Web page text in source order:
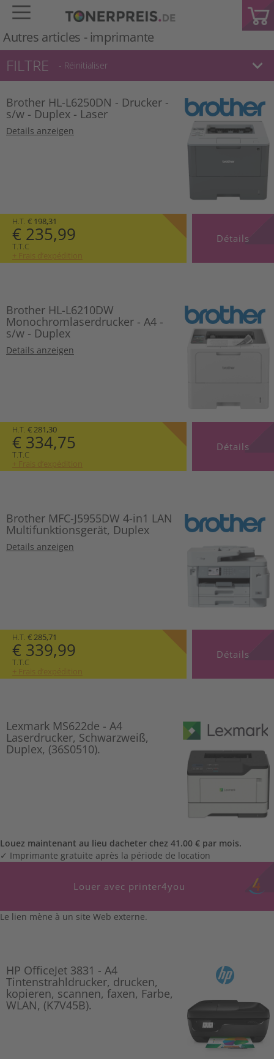
Autres articles - imprimante
keyboard_arrow_down
FILTRE - Réinitialiser
Brother HL-L6250DN - Drucker -
s/w - Duplex - Laser
Details anzeigen
H.T. € 198,31
€ 235,99
T.T.C
+ Frais d’expédition
Détails
Brother HL-L6210DW
Monochromlaserdrucker - A4 -
s/w - Duplex
Details anzeigen
H.T. € 281,30
€ 334,75
T.T.C
+ Frais d’expédition
Détails
Brother MFC-J5955DW 4-in1 LAN
Multifunktionsgerät, Duplex
Details anzeigen
H.T. € 285,71
€ 339,99
T.T.C
+ Frais d’expédition
Détails
Lexmark MS622de - A4
Laserdrucker, Schwarzweiß,
Duplex, (36S0510).
Louez maintenant au lieu dacheter chez 41.00 € par mois.
✓ Imprimante gratuite après la période de location
Louer avec printer4you
Le lien mène à un site Web externe.
HP OfficeJet 3831 - A4
Tintenstrahldrucker, drucken,
kopieren, scannen, faxen, Farbe,
WLAN, (K7V45B).